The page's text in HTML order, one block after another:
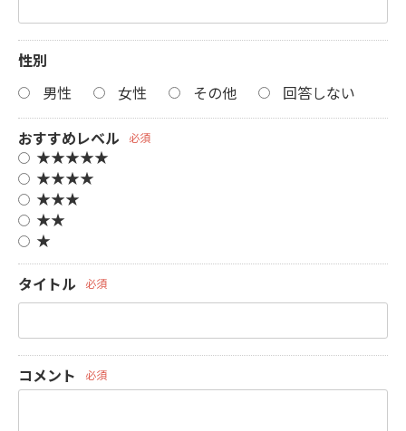
性別
男性
女性 その他 回答しない
おすすめレベル 必須
★★★★★
★★★★
★★★
★★
★
タイトル
必須
コメント 必須